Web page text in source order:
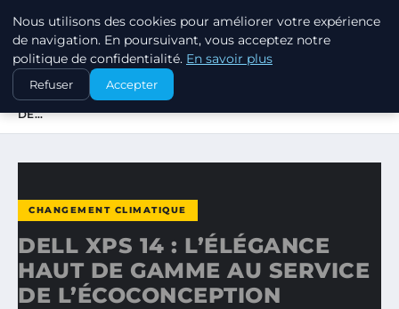
EXXON CLIMATE FOOTPRINT
ACCUEIL
CHANGEMENT CLIMATIQUE
DELL XPS 14 : L’ÉLÉGANCE HAUT DE GAMME AU SERVICE
DE…
CHANGEMENT CLIMATIQUE
DELL XPS 14 : L’ÉLÉGANCE
HAUT DE GAMME AU SERVICE
DE L’ÉCOCONCEPTION
Nous utilisons des cookies pour améliorer votre expérience
de navigation. En poursuivant, vous acceptez notre
politique de confidentialité. En savoir plus
Refuser Accepter